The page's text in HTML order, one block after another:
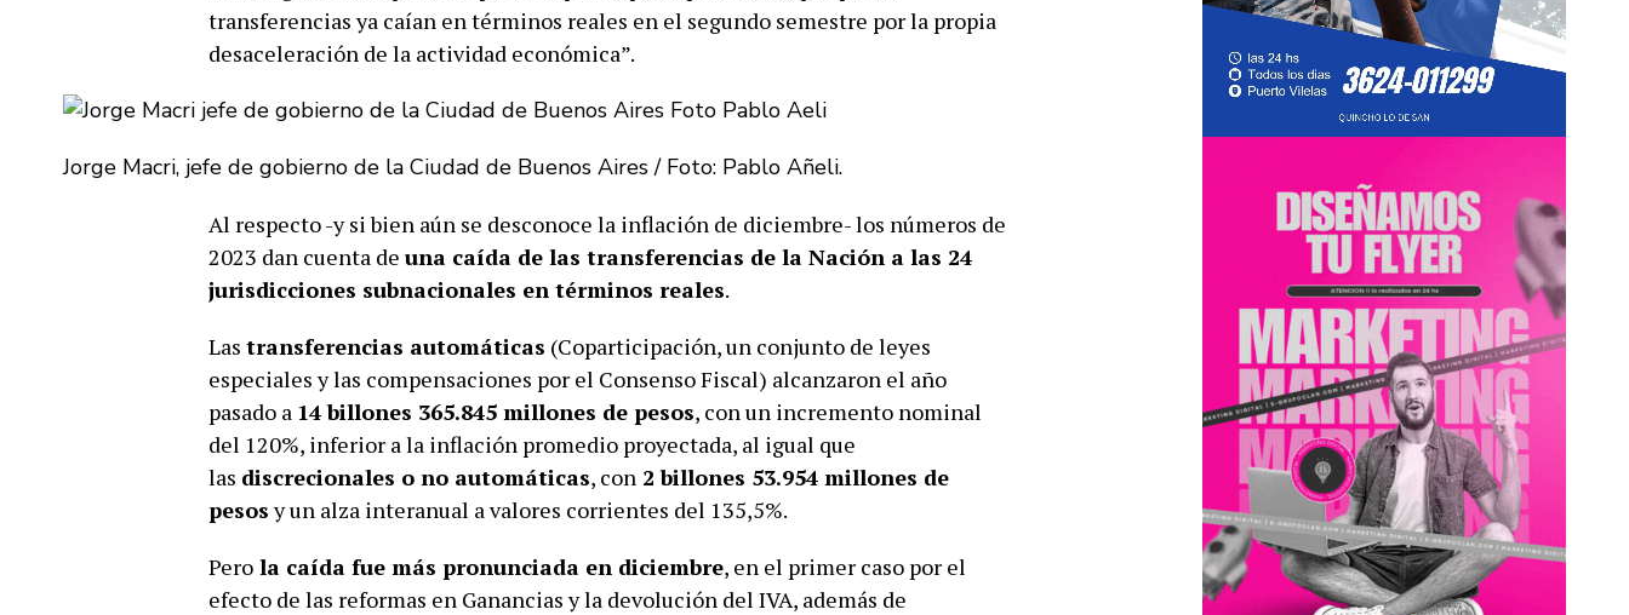
transferencias ya caían en términos reales en el segundo semestre por la propia
desaceleración de la actividad económica”.
Jorge Macri, jefe de gobierno de la Ciudad de Buenos Aires / Foto: Pablo Añeli.
Al respecto -y si bien aún se desconoce la inflación de diciembre- los números de
2023 dan cuenta de una caída de las transferencias de la Nación a las 24
jurisdicciones subnacionales en términos reales.
Las transferencias automáticas (Coparticipación, un conjunto de leyes
especiales y las compensaciones por el Consenso Fiscal) alcanzaron el año
pasado a 14 billones 365.845 millones de pesos, con un incremento nominal
del 120%, inferior a la inflación promedio proyectada, al igual que
las discrecionales o no automáticas, con 2 billones 53.954 millones de
pesosy un alza interanual a valores corrientes del 135,5%.
Pero la caída fue más pronunciada en diciembre, en el primer caso por el
efecto de las reformas en Ganancias y la devolución del IVA, además de